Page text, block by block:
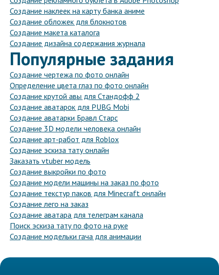
Создание наклеек на карту банка аниме
Создание обложек для блокнотов
Создание макета каталога
Создание дизайна содержания журнала
Популярные задания
Создание чертежа по фото онлайн
Определение цвета глаз по фото онлайн
Создание крутой авы для Стандофф 2
Создание аватарок для PUBG Mobi
Создание аватарки Бравл Старс
Создание 3D модели человека онлайн
Создание арт-работ для Roblox
Создание эскиза тату онлайн
Заказать vtuber модель
Создание выкройки по фото
Создание модели машины на заказ по фото
Создание текстур паков для Minecraft онлайн
Создание лего на заказ
Создание аватара для телеграм канала
Поиск эскиза тату по фото на руке
Создание модельки гача для анимации